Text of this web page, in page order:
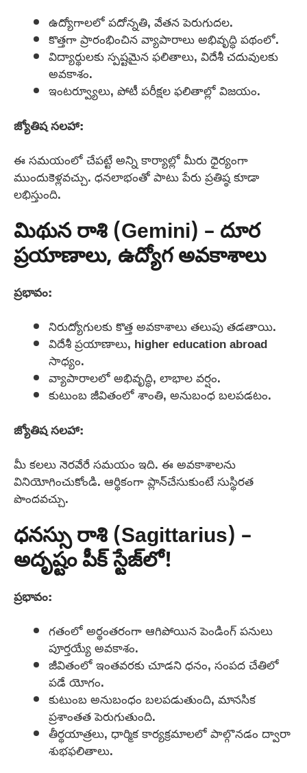
ఉద్యోగాలలో పదోన్నతి, వేతన పెరుగుదల.
కొత్తగా ప్రారంభించిన వ్యాపారాలు అభివృద్ధి పథంలో.
విద్యార్థులకు స్పష్టమైన ఫలితాలు, విదేశీ చదువులకు
అవకాశం.
ఇంటర్వ్యూలు, పోటీ పరీక్షల ఫలితాల్లో విజయం.
జ్యోతిష సలహా:
ఈ సమయంలో చేపట్టే అన్ని కార్యాల్లో మీరు ధైర్యంగా
ముందుకెళ్లవచ్చు. ధనలాభంతో పాటు పేరు ప్రతిష్ఠ కూడా
లభిస్తుంది.
మిథున రాశి (Gemini) – దూర
ప్రయాణాలు, ఉద్యోగ అవకాశాలు
ప్రభావం:
నిరుద్యోగులకు కొత్త అవకాశాలు తలుపు తడతాయి.
విదేశీ ప్రయాణాలు, higher education abroad
సాధ్యం.
వ్యాపారాలలో అభివృద్ధి, లాభాల వర్షం.
కుటుంబ జీవితంలో శాంతి, అనుబంధ బలపడటం.
జ్యోతిష సలహా:
మీ కలలు నెరవేరే సమయం ఇది. ఈ అవకాశాలను
వినియోగించుకోండి. ఆర్థికంగా ప్లాన్‌చేసుకుంటే సుస్థిరత
పొందవచ్చు.
ధనస్సు రాశి (Sagittarius) –
అదృష్టం పీక్ స్టేజ్‌లో!
ప్రభావం:
గతంలో అర్థంతరంగా ఆగిపోయిన పెండింగ్ పనులు
పూర్తయ్యే అవకాశం.
జీవితంలో ఇంతవరకు చూడని ధనం, సంపద చేతిలో
పడే యోగం.
కుటుంబ అనుబంధం బలపడుతుంది, మానసిక
ప్రశాంతత పెరుగుతుంది.
తీర్థయాత్రలు, ధార్మిక కార్యక్రమాలలో పాల్గొనడం ద్వారా
శుభఫలితాలు.